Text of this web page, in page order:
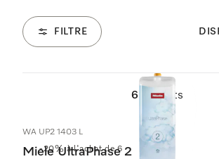
FILTRE
6 Produits
-20% à l'achat de 6
WA UP2 1403 L
Miele UltraPhase 2